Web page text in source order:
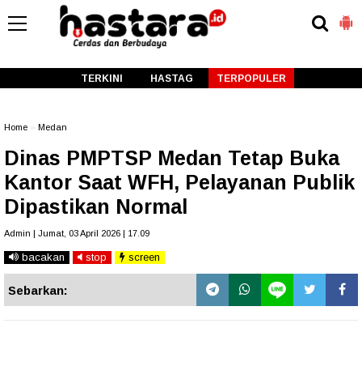
TERKINI HASTAG TERPOPULER
Home Medan
Dinas PMPTSP Medan Tetap Buka
Kantor Saat WFH, Pelayanan Publik
Dipastikan Normal
Admin | Jumat, 03 April 2026 | 17.09
bacakan stop screen
Sebarkan: